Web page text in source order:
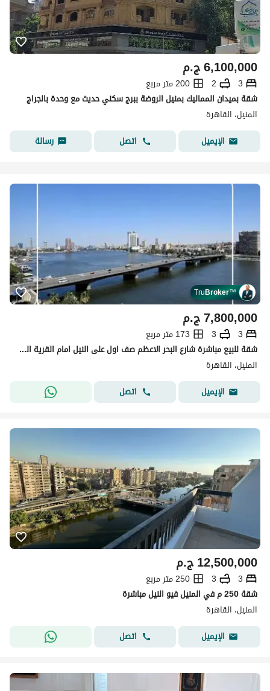
ج.م6,100,000
3
2
200 متر مربع
شقة بميدان المماليك بمنيل الروضة ببرج سكني حديث مع وحدة بالجراج
المنيل، القاهرة
الإيميل
اتصل رسالة
TruBroker™
ج.م7,800,000
3
3
173 متر مربع
شقة للبيع مباشرة شارع البحر الاعظم صف اول على النيل امام القرية الفرعونية - استلام فوري - فيو على النيل
المنيل، القاهرة
الإيميل
اتصل
ج.م12,500,000
3
3
250 متر مربع
شقة 250 م في المنيل فيو النيل مباشرة
المنيل، القاهرة
الإيميل
اتصل